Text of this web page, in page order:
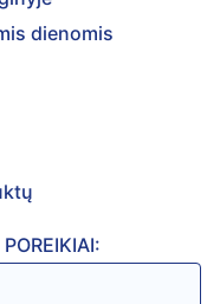
dienomis